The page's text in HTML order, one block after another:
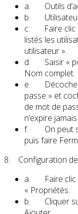
a. Outils
b.
c. Faire clic
listés les
utilisateur ».
d. Saisir «
Nom complet.
e. Décocher
passe » et
de mot de
n’expire jamais
f. On peut
puis faire
8. Configuration
a. Faire clic
« Propriétés.
b. Cliquer